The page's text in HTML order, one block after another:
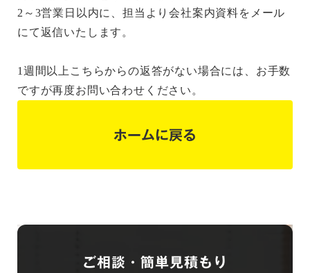
2～3営業日以内に、担当より会社案内資料をメール
にて返信いたします。
1週間以上こちらからの返答がない場合には、お手数
ですが再度お問い合わせください。
ホームに戻る
ご相談・簡単見積もり